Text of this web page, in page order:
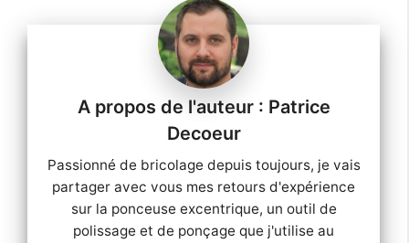
Patrice
Decoeur
Passionné de bricolage depuis toujours, je vais
partager avec vous mes retours d'expérience
sur la ponceuse excentrique, un outil de
polissage et de ponçage que j'utilise au